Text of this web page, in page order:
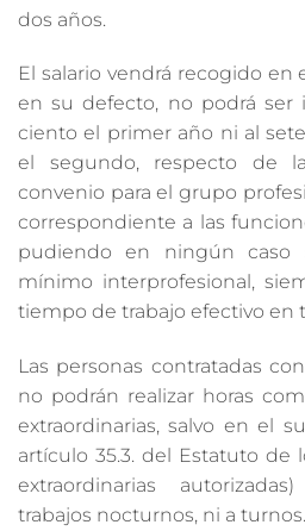
dos años.
El salario vendrá recogido en
en su defecto, no podrá ser
ciento el primer año ni al
el segundo, respecto de
convenio para el grupo
correspondiente a las
pudiendo en ningún caso
mínimo interprofesional,
tiempo de trabajo efectivo en
Las personas contratadas
no podrán realizar horas
extraordinarias, salvo en el
artículo 35.3. del Estatuto de
extraordinarias
trabajos nocturnos, ni a turnos.